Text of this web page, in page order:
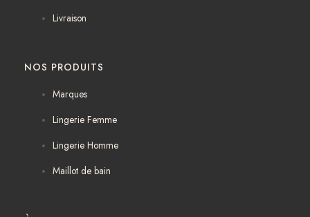
Livraison
NOS PRODUITS
Marques
Lingerie Femme
Lingerie Homme
Maillot de bain